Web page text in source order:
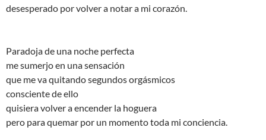
desesperado por volver a notar a mi corazón.
Paradoja de una noche perfecta
me sumerjo en una sensación
que me va quitando segundos orgásmicos
consciente de ello
quisiera volver a encender la hoguera
pero para quemar por un momento toda mi conciencia.